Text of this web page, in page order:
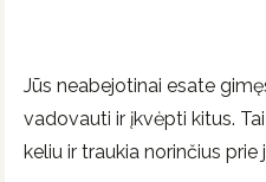
Jūs neabejotinai esate
vadovauti ir įkvėpti kitus.
keliu ir traukia norinčius prie